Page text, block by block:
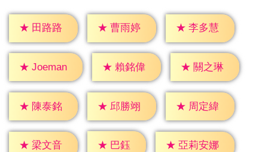
★ 田路路 ★ 曹雨婷 ★ 李多慧
★ Joeman ★ 賴銘偉 ★ 關之琳
★ 陳泰銘 ★ 邱勝翊 ★ 周定緯
★ 梁文音 ★ 巴鈺 ★ 亞莉安娜